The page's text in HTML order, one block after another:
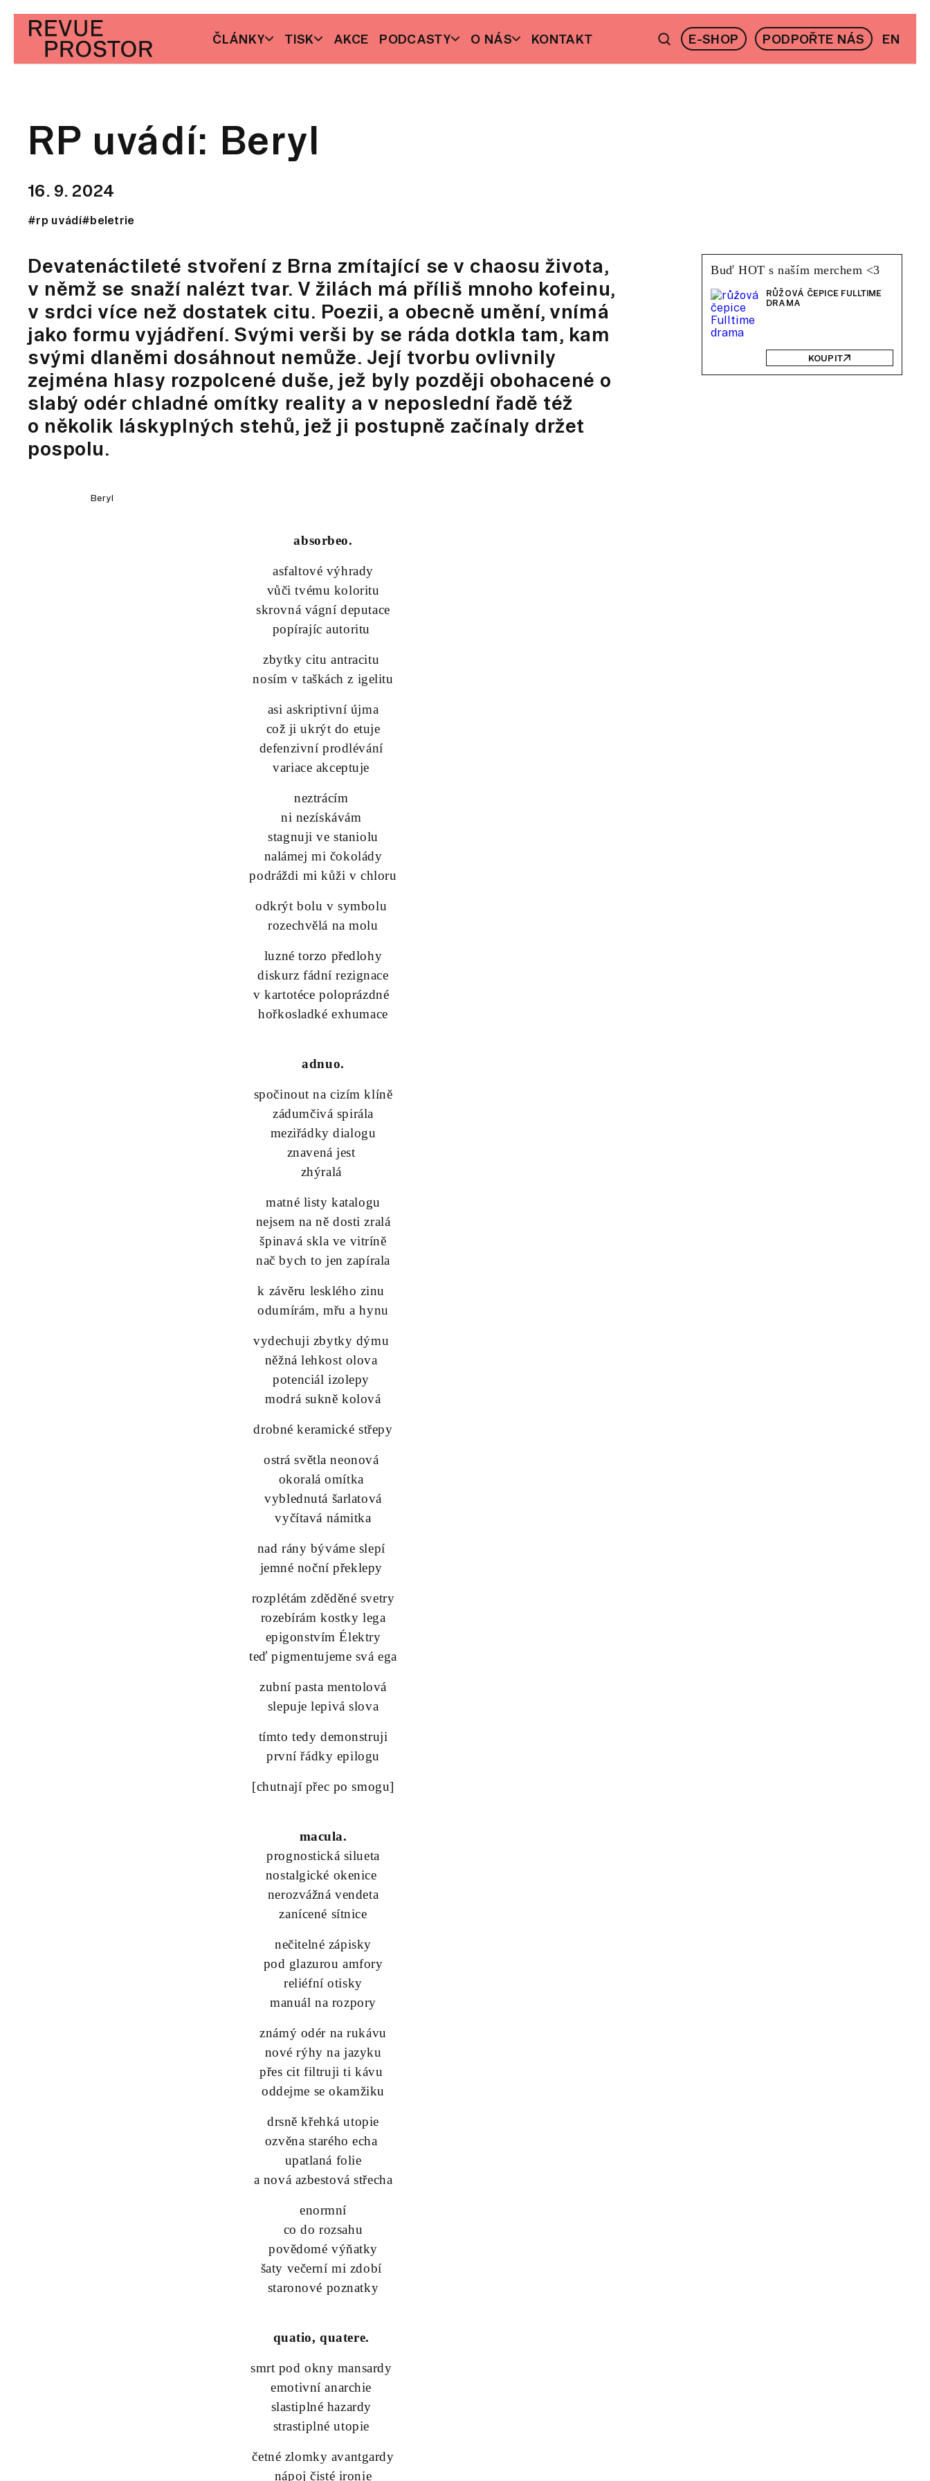
ČLÁNKY TISK AKCE PODCASTY O NÁS KONTAKT E-SHOP PODPOŘTE NÁS EN
RP uvádí: Beryl
16. 9. 2024
#rp uvádí#beletrie
Devatenáctileté stvoření z Brna zmítající se v chaosu života,
v němž se snaží nalézt tvar. V žilách má příliš mnoho kofeinu,
v srdci více než dostatek citu. Poezii, a obecně umění, vnímá
jako formu vyjádření. Svými verši by se ráda dotkla tam, kam
svými dlaněmi dosáhnout nemůže. Její tvorbu ovlivnily
zejména hlasy rozpolcené duše, jež byly později obohacené o
slabý odér chladné omítky reality a v neposlední řadě též
o několik láskyplných stehů, jež ji postupně začínaly držet
pospolu.
Beryl
absorbeo.
asfaltové výhrady
vůči tvému koloritu
skrovná vágní deputace
popírajíc autoritu
zbytky citu antracitu
nosím v taškách z igelitu
asi askriptivní újma
což ji ukrýt do etuje
defenzivní prodlévání
variace akceptuje
neztrácím
ni nezískávám
stagnuji ve staniolu
nalámej mi čokolády
podráždi mi kůži v chloru
odkrýt bolu v symbolu
rozechvělá na molu
luzné torzo předlohy
diskurz fádní rezignace
v kartotéce poloprázdné
hořkosladké exhumace
adnuo.
spočinout na cizím klíně
zádumčivá spirála
meziřádky dialogu
znavená jest
zhýralá
matné listy katalogu
nejsem na ně dosti zralá
špinavá skla ve vitríně
nač bych to jen zapírala
k závěru lesklého zinu
odumírám, mřu a hynu
vydechuji zbytky dýmu
něžná lehkost olova
potenciál izolepy
modrá sukně kolová
drobné keramické střepy
ostrá světla neonová
okoralá omítka
vyblednutá šarlatová
vyčítavá námitka
nad rány býváme slepí
jemné noční překlepy
rozplétám zděděné svetry
rozebírám kostky lega
epigonstvím Élektry
teď pigmentujeme svá ega
zubní pasta mentolová
slepuje lepivá slova
tímto tedy demonstruji
první řádky epilogu
[chutnají přec po smogu]
macula.
prognostická silueta
nostalgické okenice
nerozvážná vendeta
zanícené sítnice
nečitelné zápisky
pod glazurou amfory
reliéfní otisky
manuál na rozpory
známý odér na rukávu
nové rýhy na jazyku
přes cit filtruji ti kávu
oddejme se okamžiku
drsně křehká utopie
ozvěna starého echa
upatlaná folie
a nová azbestová střecha
enormní
co do rozsahu
povědomé výňatky
šaty večerní mi zdobí
staronové poznatky
quatio, quatere.
smrt pod okny mansardy
emotivní anarchie
slastiplné hazardy
strastiplné utopie
četné zlomky avantgardy
nápoj čisté ironie
Buď HOT s naším merchem <3
RŮŽOVÁ ČEPICE FULLTIME
DRAMA
KOUPIT